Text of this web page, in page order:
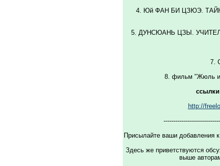
4. Юй ФАH БИ ЦЗЮЭ.
5. ДУHСЮАHЬ ЦЗЫ.
7.
8. фильм "Жюль
http://
Присылайте ваши добавления
Здесь же приветствуются
выше